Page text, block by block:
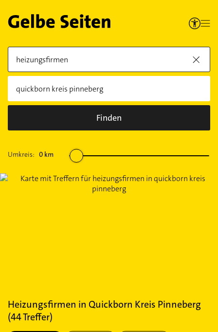
Finden
Umkreis: 0 km
Heizungsfirmen in Quickborn Kreis Pinneberg
(44Treffer)